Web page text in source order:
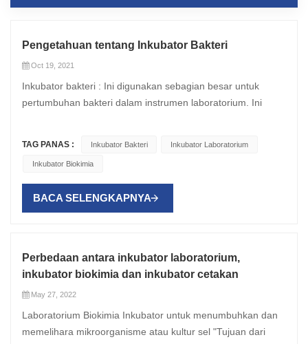
Pengetahuan tentang Inkubator Bakteri
Oct 19, 2021
Inkubator bakteri : Ini digunakan sebagian besar untuk
pertumbuhan bakteri dalam instrumen laboratorium. Ini
Sebagian besar inkubator dapat diprogram dan tidak
memerlukan kesalahan dan pengaturan suhu pengujian.
Inkubator bakteri pada dasarnya adalah alat yang
dalam wadah, yang membantu pertumbuhan kultur mikroba.
Suhu dan waktu inkubasi sangat penting untuk
periode ini tidak diberikan, pertumbuhan organisme dapat
terdegradasi. Bagaimana memilih inkubator
mikroorganisme: Gravitasi atau aliran udara paksa?
TAG PANAS : Inkubator Bakteri Inkubator Laboratorium
Inkubator Biokimia
BACA SELENGKAPNYA
Perbedaan antara inkubator laboratorium,
inkubator biokimia dan inkubator cetakan
May 27, 2022
Laboratorium Biokimia Inkubator untuk menumbuhkan dan
memelihara mikroorganisme atau kultur sel "Tujuan dari